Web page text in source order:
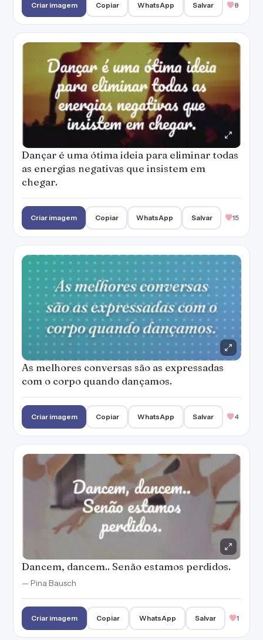
Criar imagem Copiar WhatsApp Salvar 8
Dançar é uma ótima ideia para eliminar todas
as energias negativas que insistem em
chegar.
Criar imagem Copiar WhatsApp Salvar 15
As melhores conversas são as expressadas
com o corpo quando dançamos.
Criar imagem Copiar WhatsApp Salvar 4
Dancem, dancem.. Senão estamos perdidos.
— Pina Bausch
Criar imagem Copiar WhatsApp Salvar 1